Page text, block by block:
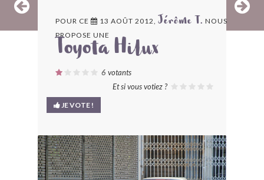
ARCHIVES
LES CONTRIBUTEURS
LE BLOG
BONJOURLAVIEILLE ?
MODÈLES ET MARQUES
POUR CE 13 AOÛT 2012, Jérôme T. NOUS
PROPOSE UNE
Toyota Hilux
6 votants
Et si vous votiez ?
JE VOTE !